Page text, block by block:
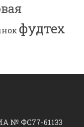
фудтех
№ ФС77-61133